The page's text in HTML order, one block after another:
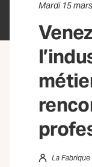
Mardi 15
La